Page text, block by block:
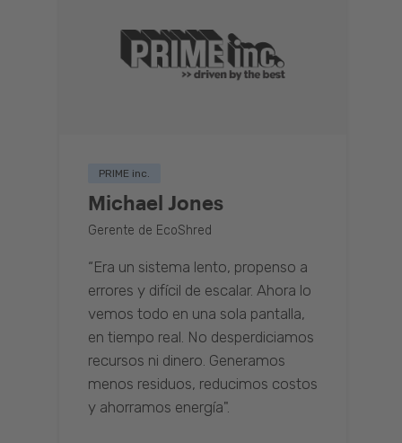
PRIME inc.
Michael Jones
Gerente de EcoShred
“Era un sistema lento, propenso a
errores y difícil de escalar. Ahora lo
vemos todo en una sola pantalla,
en tiempo real. No desperdiciamos
recursos ni dinero. Generamos
menos residuos, reducimos costos
y ahorramos energía".